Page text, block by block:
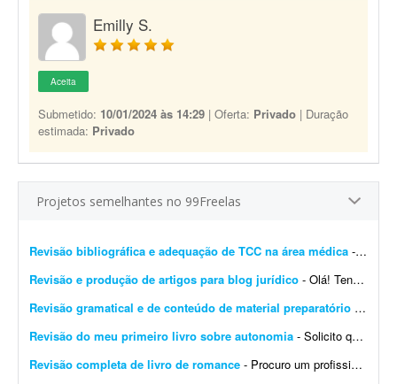
Emilly S.
Aceita
Submetido: 10/01/2024 às 14:29 | Oferta: Privado | Duração
estimada: Privado
Projetos semelhantes no 99Freelas
Revisão bibliográfica e adequação de TCC na área médica - Revisão de TCC - 1ª etapa Tenho um TCC em andamento e preciso de um profissional para realizar a revisão e adequação do trabalho à cartilha da faculdade. N...
Revisão e produção de artigos para blog jurídico - Olá! Tenho um blog antigo e gostaria de contratar um profissional para realizar dois serviços. 1. Revisão e atualização de 25 artigos existentes Tenho artigos ...
Revisão gramatical e de conteúdo de material preparatório para o ENEM
Revisão do meu primeiro livro sobre autonomia - Solicito que o profissional interessado possua as ferramentas necessárias para executar a revisão do meu primeiro livro sobre autonomia: - Correção ortográfica e...
Revisão completa de livro de romance - Procuro um profissional para realizar a revisão completa de um livro de romance antes da publicação. O trabalho deve incluir correção ortográfica e gramati...